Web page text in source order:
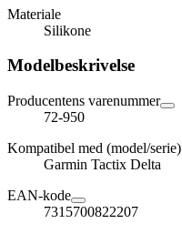
Materiale
Silikone
Modelbeskrivelse
Producentens varenummer
72-950
Kompatibel med (model/serie)
Garmin Tactix Delta
EAN-kode
7315700822207